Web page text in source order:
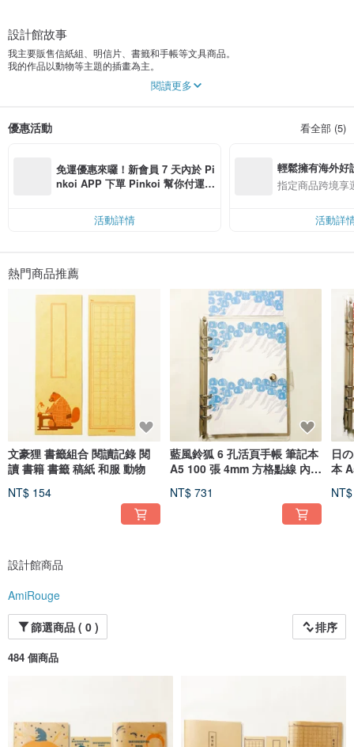
設計館故事
我主要販售信紙組、明信片、書籤和手帳等文具商品。
我的作品以動物等主題的插畫為主。
我使用數位、點描、水彩、鋼筆等方式進行創作。
我的作品除了網路販售外，也會在藝廊進行展覽和銷售。
☆ X (原 Twitter) (@RougeAmi)
☆ Instagram (@rougeamirouge)
閱讀更多
優惠活動 看全部 (5)
免運優惠來囉！新會員 7 天內於 Pi
nkoi APP 下單 Pinkoi 幫你付運
活動詳情
輕鬆擁有海外好
指定商品跨境享
活動詳
熱門商品推薦
文豪狸 書籤組合 閱讀記錄 閱
讀 書籍 書籤 稿紙 和服 動物
NT$ 154
藍風鈴狐 6 孔活頁手帳 筆記本
A5 100 張 4mm 方格點線 內頁
NT$ 731
日
本
活
設計館商品
AmiRouge
篩選商品 ( 0 )
排序
484 個商品